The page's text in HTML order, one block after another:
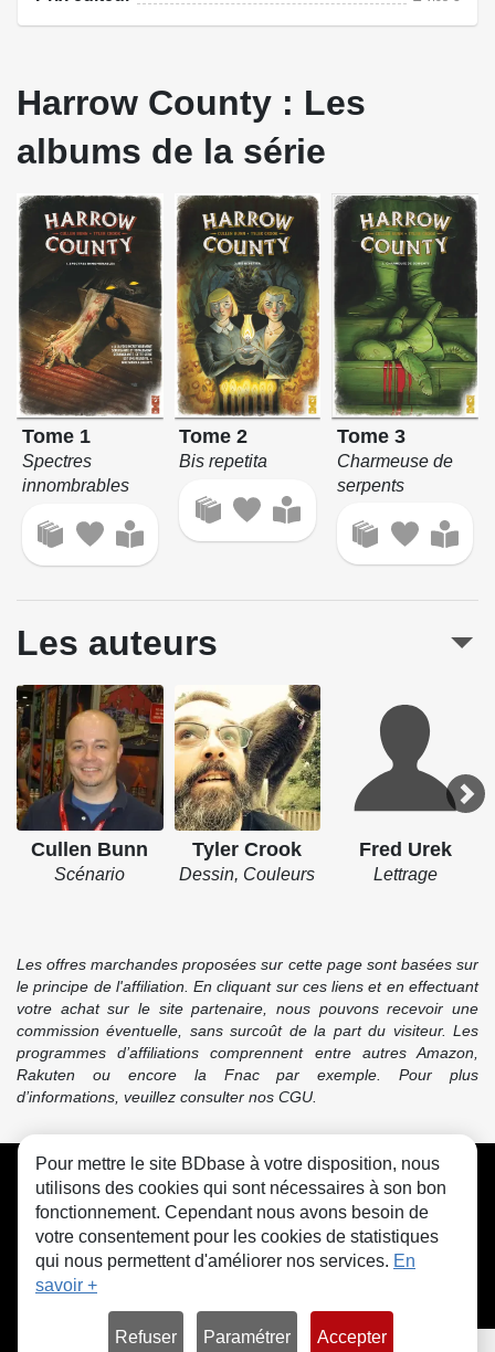
Harrow County : Les
albums de la série
Tome 1
Spectres
innombrables
Tome 2
Bis repetita
Tome 3
Charmeuse de
serpents
Les auteurs
Cullen Bunn
Scénario
Tyler Crook
Dessin, Couleurs
Fred Urek
Lettrage
Les offres marchandes proposées sur cette page sont basées sur
le principe de l'affiliation. En cliquant sur ces liens et en effectuant
votre achat sur le site partenaire, nous pouvons recevoir une
commission éventuelle, sans surcoût de la part du visiteur. Les
programmes d’affiliations comprennent entre autres Amazon,
Rakuten ou encore la Fnac par exemple. Pour plus
d’informations, veuillez consulter nos CGU.
CGU FAQ Contact Cookies
Pour mettre le site BDbase à votre disposition, nous
utilisons des cookies qui sont nécessaires à son bon
fonctionnement. Cependant nous avons besoin de
votre consentement pour les cookies de statistiques
qui nous permettent d'améliorer nos services. En
savoir +
Refuser Paramétrer Accepter